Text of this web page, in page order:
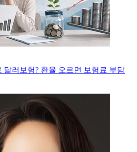
달러보험? 환율 오르면 보험료 부담